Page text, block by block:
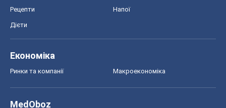
Рецепти Напої
Дієти
Економіка
Ринки та компанії Макроекономіка
MedOboz